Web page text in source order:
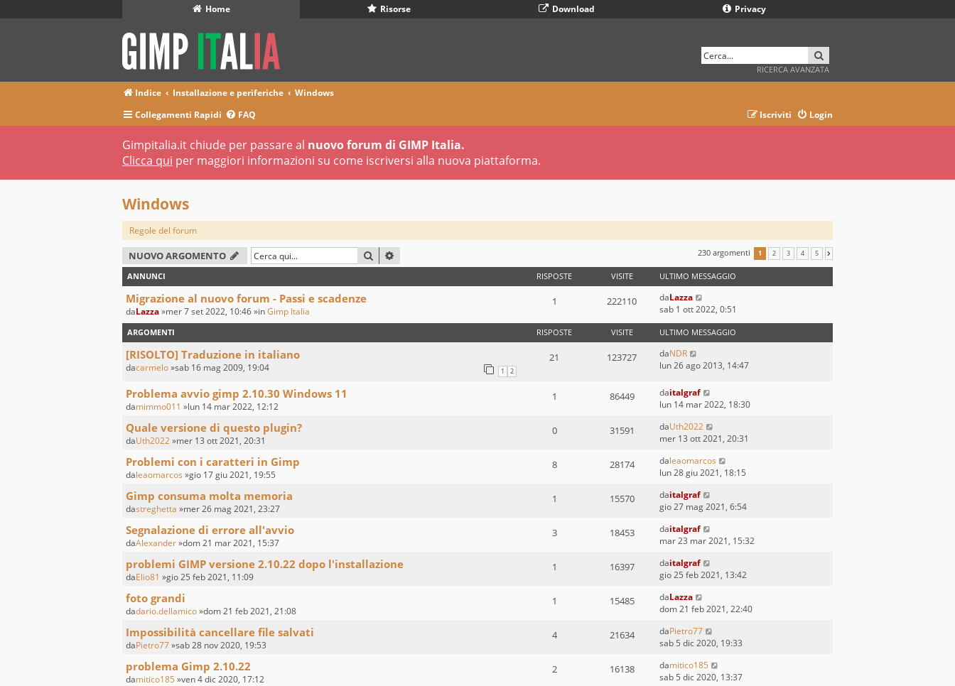
Home Risorse Download Privacy
RICERCA AVANZATA
Indice Installazione e periferiche
Windows
Collegamenti Rapidi
FAQ Login
Iscriviti
Gimpitalia.it chiude per passare al nuovo forum di GIMP Italia.
Clicca qui per maggiori informazioni su come iscriversi alla nuova piattaforma.
Windows
Regole del forum
NUOVO ARGOMENTO CERCA 230 argomenti 1 2 3 4 5
ANNUNCI RISPOSTE VISITE ULTIMO MESSAGGIO
Migrazione al nuovo forum - Passi e scadenze
daLazza»mer 7 set 2022, 10:46 »inGimp Italia
1 222110 daLazza
sab 1 ott 2022, 0:51
ARGOMENTI RISPOSTE VISITE ULTIMO MESSAGGIO
[RISOLTO] Traduzione in italiano
dacarmelo»sab 16 mag 2009, 19:04 1 2
21 123727 daNDR
lun 26 ago 2013, 14:47
Problema avvio gimp 2.10.30 Windows 11
damimmo011 »lun 14 mar 2022, 12:12
1 86449 daitalgraf
lun 14 mar 2022, 18:30
Quale versione di questo plugin?
daUth2022»mer 13 ott 2021, 20:31
0 31591 daUth2022
mer 13 ott 2021, 20:31
Problemi con i caratteri in Gimp
daleaomarcos »gio 17 giu 2021, 19:55
8 28174 daleaomarcos
lun 28 giu 2021, 18:15
Gimp consuma molta memoria
dastreghetta »mer 26 mag 2021, 23:27
1 15570 daitalgraf
gio 27 mag 2021, 6:54
Segnalazione di errore all'avvio
daAlexander»dom 21 mar 2021, 15:37
3 18453 daitalgraf
mar 23 mar 2021, 15:32
problemi GIMP versione 2.10.22 dopo l'installazione
daElio81 »gio 25 feb 2021, 11:09
1 16397 daitalgraf
gio 25 feb 2021, 13:42
foto grandi
dadario.dellamico»dom 21 feb 2021, 21:08
1 15485 daLazza
dom 21 feb 2021, 22:40
Impossibilità cancellare file salvati
daPietro77»sab 28 nov 2020, 19:53
4 21634 daPietro77
sab 5 dic 2020, 19:33
problema Gimp 2.10.22
damitico185 »ven 4 dic 2020, 17:12
2 16138 damitico185
sab 5 dic 2020, 13:37